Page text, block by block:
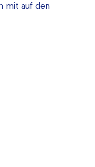
mit auf den